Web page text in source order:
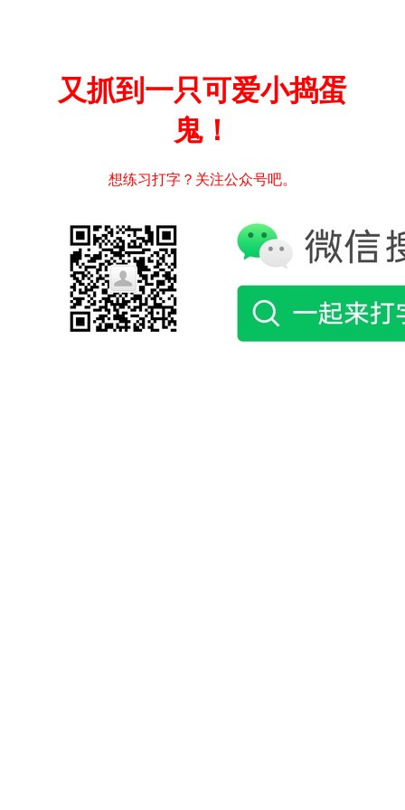
又抓到一只可爱小捣蛋
鬼！
想练习打字？关注公众号吧。